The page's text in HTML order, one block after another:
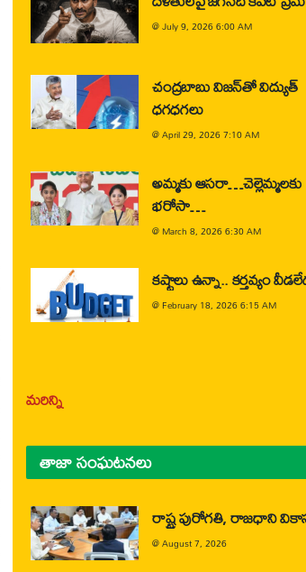
@July 9, 2026 6:00 AM
చంద్రబాబు విజన్‌తో విద్యుత్
ధగధగలు
@April 29, 2026 7:10 AM
అమ్మకు ఆసరా…చెల్లెమ్మలకు
భరోసా…
@ March 8, 2026 6:30 AM
కష్టాలు ఉన్నా.. కర్తవ్యం
@February 18, 2026 6:15 AM
మరిన్ని
తాజా సంఘటనలు
రాష్ట్ర పురోగతి, రాజధాని
@August 7, 2026